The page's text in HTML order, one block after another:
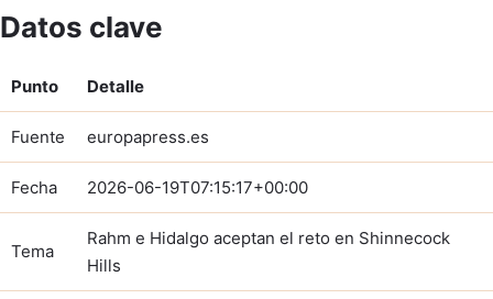
Datos clave
Punto Detalle
Fuente europapress.es
Fecha 2026-06-19T07:15:17+00:00
Tema
Rahm e Hidalgo aceptan el reto en Shinnecock
Hills